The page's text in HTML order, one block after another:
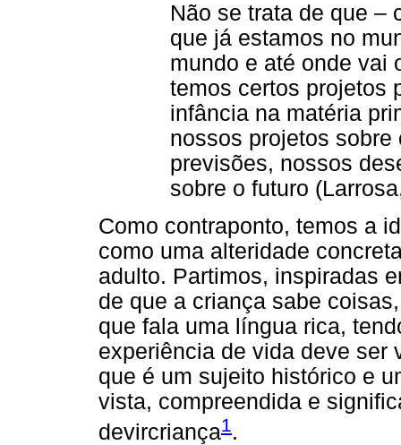
Não se trata de que –
que já estamos no
mundo e até onde vai
temos certos projetos
infância na matéria
nossos projetos
previsões, nossos
sobre o futuro
Como contraponto, temos a
como uma alteridade
adulto. Partimos, inspiradas
de que a criança sabe
que fala uma língua rica,
experiência de vida deve ser
que é um sujeito histórico e
vista, compreendida e
devircriança1.